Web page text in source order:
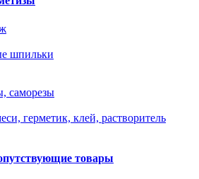
шпильки
саморезы
герметик, клей, растворитель
товары